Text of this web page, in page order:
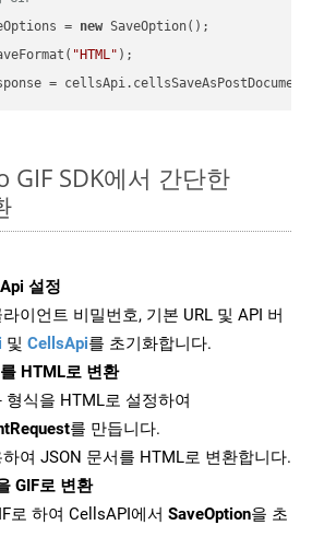
= new SaveOption();
"HTML" );
=
GIF SDK에서 간단한
설정
이언트 비밀번호, 기본 URL 및 API 버
및 CellsApi를 초기화합니다.
HTML로 변환
형식을 HTML로 설정하여
를 만듭니다.
여 JSON 문서를 HTML로 변환합니다.
GIF로 변환
로 하여 CellsAPI에서 SaveOption을 초